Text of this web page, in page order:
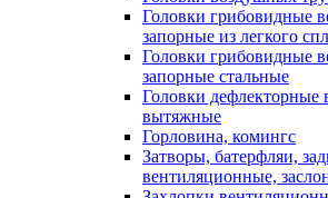
Головки грибовидные
запорные из легкого
Головки грибовидные
запорные стальные
Головки дефлекторные
вытяжные
Горловина, комингс
Затворы, батерфляи,
вентиляционные,